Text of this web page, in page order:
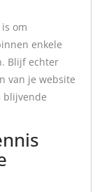
om
enkele
Blijf echter
van je website
blijvende